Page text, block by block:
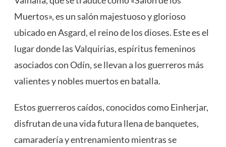
Muertos», es un salón majestuoso y glorioso
ubicado en Asgard, el reino de los dioses. Este es el
lugar donde las Valquirias, espíritus femeninos
asociados con Odín, se llevan a los guerreros más
valientes y nobles muertos en batalla.
Estos guerreros caídos, conocidos como Einherjar,
disfrutan de una vida futura llena de banquetes,
camaradería y entrenamiento mientras se